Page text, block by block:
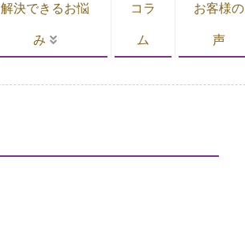
解決できるお悩
み
コラ
ム
お客様の
声